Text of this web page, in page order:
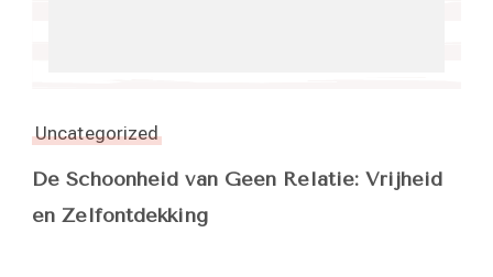
Uncategorized
De Schoonheid van Geen Relatie: Vrijheid
en Zelfontdekking